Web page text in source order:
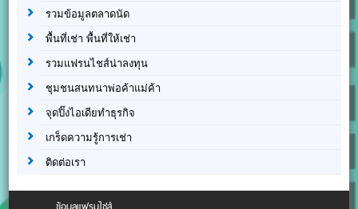
รวมข้อมูลตลาดนัด
พื้นที่เช่า พื้นที่ให้เช่า
รวมแฟรนไชส์น่าลงทุน
ชุมชนสนทนาพ่อค้าแม่ค้า
จุดปิ๊งไอเดียทำธุรกิจ
เกร็ดความรู้การเช่า
ติดต่อเรา